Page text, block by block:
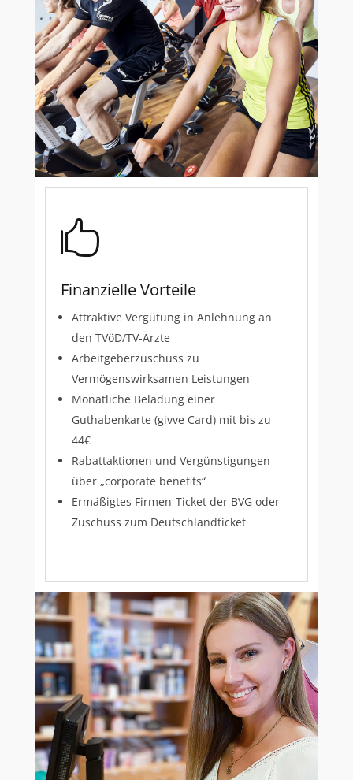

Finanzielle Vorteile
Attraktive Vergütung in Anlehnung an
den TVöD/TV-Ärzte
Arbeitgeberzuschuss zu
Vermögenswirksamen Leistungen
Monatliche Beladung einer
Guthabenkarte (givve Card) mit bis zu
44€
Rabattaktionen und Vergünstigungen
über „corporate benefits“
Ermäßigtes Firmen-Ticket der BVG oder
Zuschuss zum Deutschlandticket